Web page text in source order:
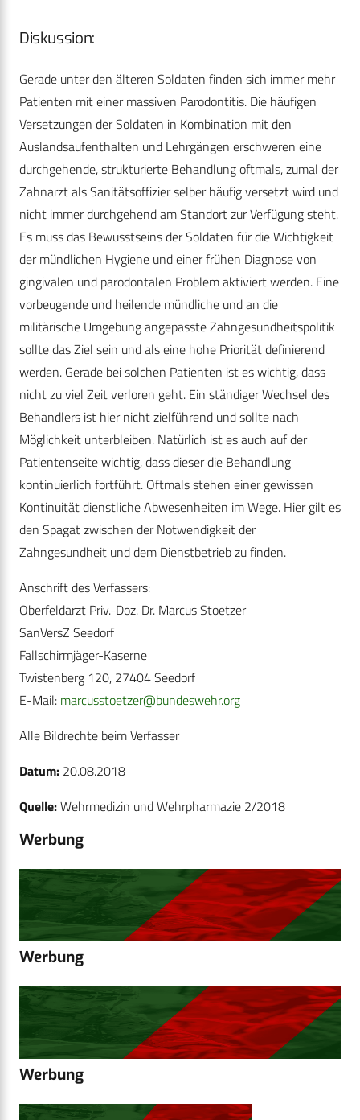
Diskussion:
Gerade unter den älteren Soldaten finden sich immer mehr
Patienten mit einer massiven Parodontitis. Die häufigen
Versetzungen der Soldaten in Kombination mit den
Auslandsaufenthalten und Lehrgängen erschweren eine
durchgehende, strukturierte Behandlung oftmals, zumal der
Zahnarzt als Sanitätsoffizier selber häufig versetzt wird und
nicht immer durchgehend am Standort zur Verfügung steht.
Es muss das Bewusstseins der Soldaten für die Wichtigkeit
der mündlichen Hygiene und einer frühen Diagnose von
gingivalen und parodontalen Problem aktiviert werden. Eine
vorbeugende und heilende mündliche und an die
militärische Umgebung angepasste Zahngesundheitspolitik
sollte das Ziel sein und als eine hohe Priorität definierend
werden. Gerade bei solchen Patienten ist es wichtig, dass
nicht zu viel Zeit verloren geht. Ein ständiger Wechsel des
Behandlers ist hier nicht zielführend und sollte nach
Möglichkeit unterbleiben. Natürlich ist es auch auf der
Patientenseite wichtig, dass dieser die Behandlung
kontinuierlich fortführt. Oftmals stehen einer gewissen
Kontinuität dienstliche Abwesenheiten im Wege. Hier gilt es
den Spagat zwischen der Notwendigkeit der
Zahngesundheit und dem Dienstbetrieb zu finden.
Anschrift des Verfassers:
Oberfeldarzt Priv.-Doz. Dr. Marcus Stoetzer
SanVersZ Seedorf
Fallschirmjäger-Kaserne
Twistenberg 120, 27404 Seedorf
E-Mail: marcusstoetzer@bundeswehr.org
Alle Bildrechte beim Verfasser
Datum: 20.08.2018
Quelle:Wehrmedizin und Wehrpharmazie 2/2018
Werbung
Werbung
Werbung